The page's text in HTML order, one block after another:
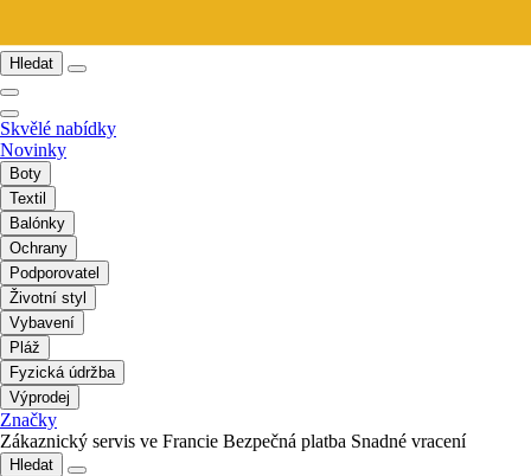
Hledat
Skvělé nabídky
Novinky
Boty
Textil
Balónky
Ochrany
Podporovatel
Životní styl
Vybavení
Pláž
Fyzická údržba
Výprodej
Značky
Zákaznický servis ve Francie Bezpečná platba Snadné vracení
Hledat